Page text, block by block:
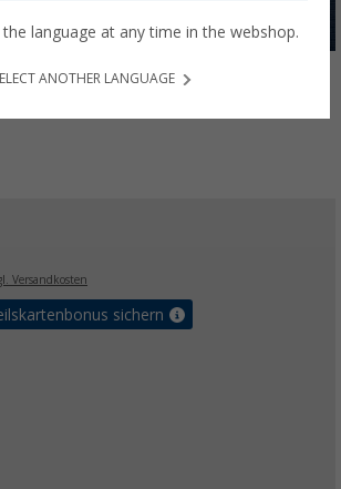
Versandkosten
sichern
the language at any time in the webshop.
ANOTHER LANGUAGE